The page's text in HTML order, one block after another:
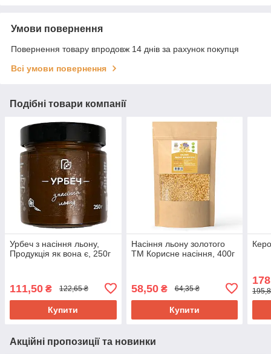
Умови повернення
Повернення товару впродовж 14 днів за рахунок покупця
Всі умови повернення
Подібні товари компанії
Урбеч з насіння льону,
Продукція як вона є, 250г
111,50 ₴ 122,65 ₴
Купити
Насіння льону золотого
ТМ Корисне насіння, 400г
58,50₴ 64,35 ₴
Купити
178
Акційні пропозиції та новинки